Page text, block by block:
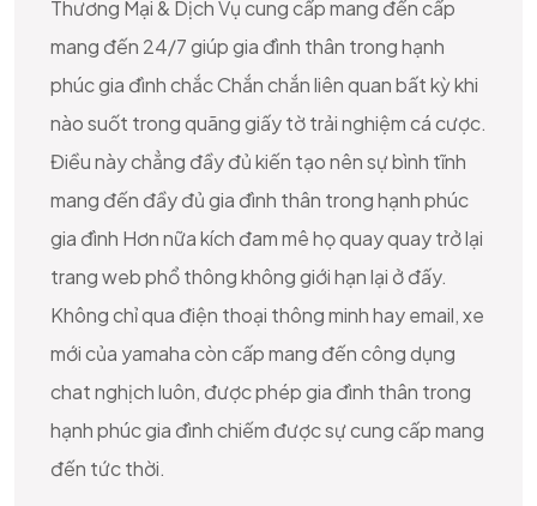
Thương Mại & Dịch Vụ cung cấp mang đến cấp
mang đến 24/7 giúp gia đình thân trong hạnh
phúc gia đình chắc Chắn chắn liên quan bất kỳ khi
nào suốt trong quãng giấy tờ trải nghiệm cá cược.
Điều này chẳng đầy đủ kiến tạo nên sự bình tĩnh
mang đến đầy đủ gia đình thân trong hạnh phúc
gia đình Hơn nữa kích đam mê họ quay quay trở lại
trang web phổ thông không giới hạn lại ở đấy.
Không chỉ qua điện thoại thông minh hay email, xe
mới của yamaha còn cấp mang đến công dụng
chat nghịch luôn, được phép gia đình thân trong
hạnh phúc gia đình chiếm được sự cung cấp mang
đến tức thời.